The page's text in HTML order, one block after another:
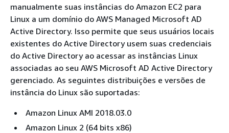
manualmente suas instâncias do Amazon EC2 para
Linux a um domínio do AWS Managed Microsoft AD
Active Directory. Isso permite que seus usuários locais
existentes do Active Directory usem suas credenciais
do Active Directory ao acessar as instâncias Linux
associadas ao seu AWS Microsoft AD Active Directory
gerenciado. As seguintes distribuições e versões de
instância do Linux são suportadas:
Amazon Linux AMI 2018.03.0
Amazon Linux 2 (64 bits x86)